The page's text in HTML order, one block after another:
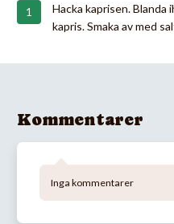
Hacka kaprisen. Blanda
kapris. Smaka av med
Kommentarer
Inga kommentarer